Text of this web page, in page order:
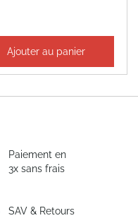
Ajouter au panier
Paiement en
3x sans frais
SAV & Retours